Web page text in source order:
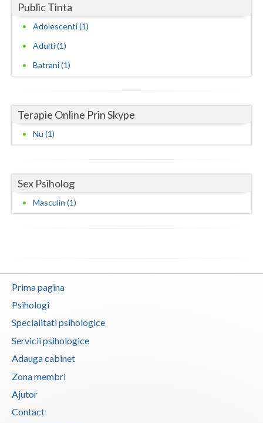
Salaj
Sibiu
Suceava
Timis
Tulcea
Vrancea
Public Tinta
Adolescenti (1)
Adulti (1)
Batrani (1)
Terapie Online Prin Skype
Nu (1)
Sex Psiholog
Masculin (1)
Prima pagina
Psihologi
Specialitati psihologice
Servicii psihologice
Adauga cabinet
Zona membri
Ajutor
Contact